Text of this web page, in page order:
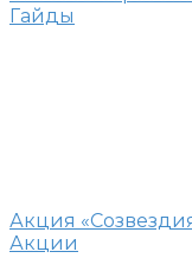
Гайды
Акция
Акции